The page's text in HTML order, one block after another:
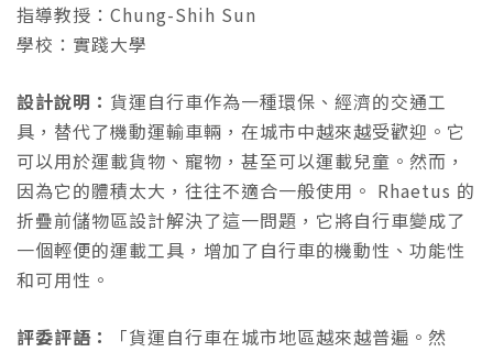
指導教授：Chung-Shih Sun
學校：實踐大學
設計說明： 貨運自行車作為一種環保、經濟的交通工
具，替代了機動運輸車輛，在城市中越來越受歡迎。它
可以用於運載貨物、寵物，甚至可以運載兒童。然而，
因為它的體積太大，往往不適合一般使用。 Rhaetus 的
折疊前儲物區設計解決了這一問題，它將自行車變成了
一個輕便的運載工具，增加了自行車的機動性、功能性
和可用性。
評委評語：
「貨運自行車在城市地區越來越普遍。然